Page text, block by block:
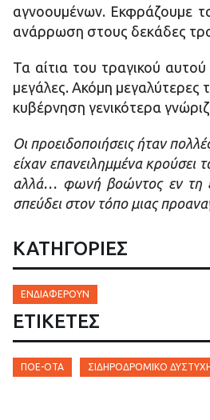
αγνοουμένων. Εκφράζουμε
ανάρρωση στους δεκάδες
Τα αίτια του τραγικού
μεγάλες. Ακόμη μεγαλύτερες
κυβέρνηση γενικότερα
Οι προειδοποιήσεις ήταν
είχαν επανειλημμένα κρούσει
αλλά… φωνή βοώντος εν τη
σπεύδει στον τόπο μιας
ΚΑΤΗΓΟΡΙΕΣ
ΕΝΔΙΑΦΈΡΟΥΝ
ΕΤΙΚΈΤΕΣ
ΠΟΕ-ΟΤΑ ΣΙΔΗΡΟΔΡΟΜΙΚΌ